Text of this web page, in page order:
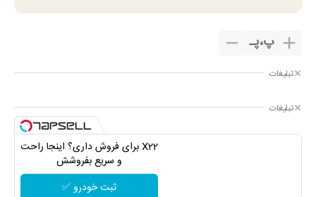
پ،پـ
تبلیغات
تبلیغات
X22 برای فروش داری؟ اینجا راحت
و سریع بفروشش
ثبت خودرو ✅